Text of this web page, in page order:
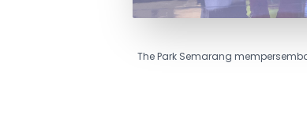
The Park Semarang